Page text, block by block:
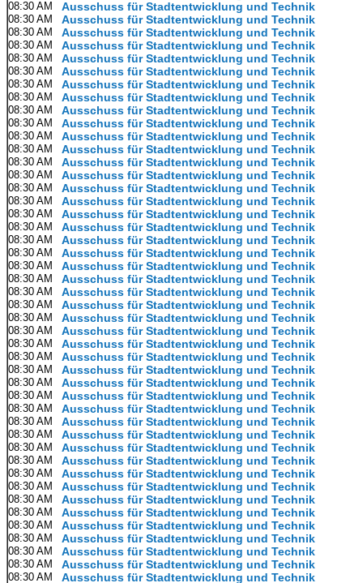
08:30 AM Ausschuss für Stadtentwicklung und Technik
08:30 AM Ausschuss für Stadtentwicklung und Technik
08:30 AM Ausschuss für Stadtentwicklung und Technik
08:30 AM Ausschuss für Stadtentwicklung und Technik
08:30 AM Ausschuss für Stadtentwicklung und Technik
08:30 AM Ausschuss für Stadtentwicklung und Technik
08:30 AM Ausschuss für Stadtentwicklung und Technik
08:30 AM Ausschuss für Stadtentwicklung und Technik
08:30 AM Ausschuss für Stadtentwicklung und Technik
08:30 AM Ausschuss für Stadtentwicklung und Technik
08:30 AM Ausschuss für Stadtentwicklung und Technik
08:30 AM Ausschuss für Stadtentwicklung und Technik
08:30 AM Ausschuss für Stadtentwicklung und Technik
08:30 AM Ausschuss für Stadtentwicklung und Technik
08:30 AM Ausschuss für Stadtentwicklung und Technik
08:30 AM Ausschuss für Stadtentwicklung und Technik
08:30 AM Ausschuss für Stadtentwicklung und Technik
08:30 AM Ausschuss für Stadtentwicklung und Technik
08:30 AM Ausschuss für Stadtentwicklung und Technik
08:30 AM Ausschuss für Stadtentwicklung und Technik
08:30 AM Ausschuss für Stadtentwicklung und Technik
08:30 AM Ausschuss für Stadtentwicklung und Technik
08:30 AM Ausschuss für Stadtentwicklung und Technik
08:30 AM Ausschuss für Stadtentwicklung und Technik
08:30 AM Ausschuss für Stadtentwicklung und Technik
08:30 AM Ausschuss für Stadtentwicklung und Technik
08:30 AM Ausschuss für Stadtentwicklung und Technik
08:30 AM Ausschuss für Stadtentwicklung und Technik
08:30 AM Ausschuss für Stadtentwicklung und Technik
08:30 AM Ausschuss für Stadtentwicklung und Technik
08:30 AM Ausschuss für Stadtentwicklung und Technik
08:30 AM Ausschuss für Stadtentwicklung und Technik
08:30 AM Ausschuss für Stadtentwicklung und Technik
08:30 AM Ausschuss für Stadtentwicklung und Technik
08:30 AM Ausschuss für Stadtentwicklung und Technik
08:30 AM Ausschuss für Stadtentwicklung und Technik
08:30 AM Ausschuss für Stadtentwicklung und Technik
08:30 AM Ausschuss für Stadtentwicklung und Technik
08:30 AM Ausschuss für Stadtentwicklung und Technik
08:30 AM Ausschuss für Stadtentwicklung und Technik
08:30 AM Ausschuss für Stadtentwicklung und Technik
08:30 AM Ausschuss für Stadtentwicklung und Technik
08:30 AM Ausschuss für Stadtentwicklung und Technik
08:30 AM Ausschuss für Stadtentwicklung und Technik
08:30 AM Ausschuss für Stadtentwicklung und Technik